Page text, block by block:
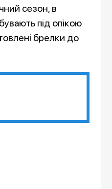
сезон, в
під опікою
брелки до